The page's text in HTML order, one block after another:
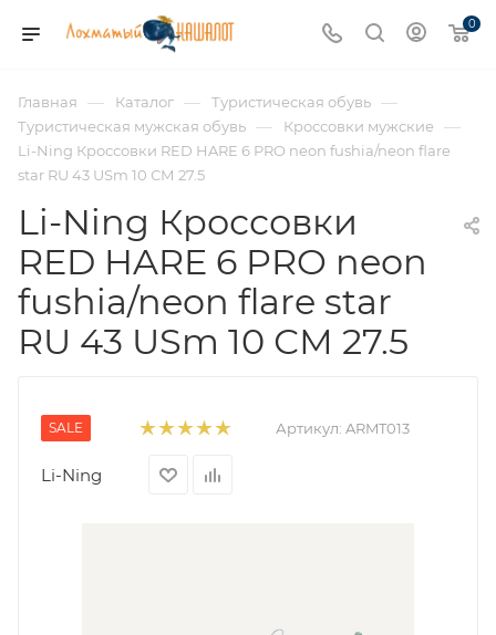
0
Главная — Каталог — Туристическая обувь —
Туристическая мужская обувь — Кроссовки мужские —
Li-Ning Кроссовки RED HARE 6 PRO neon fushia/neon flare
star RU 43 USm 10 СМ 27.5
Li-Ning Кроссовки
RED HARE 6 PRO neon
fushia/neon flare star
RU 43 USm 10 СМ 27.5
SALE Артикул: ARMT013
Li-Ning